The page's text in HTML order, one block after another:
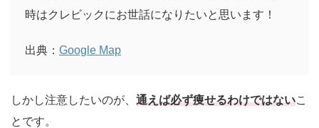
時はクレビックにお世話になりたいと思います！
出典： Google Map
しかし注意したいのが、 通えば必ず痩せるわけではないこ
とです。